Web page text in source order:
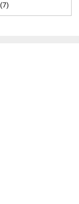
(7)